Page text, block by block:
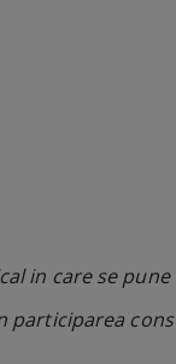
in care se pune
participarea